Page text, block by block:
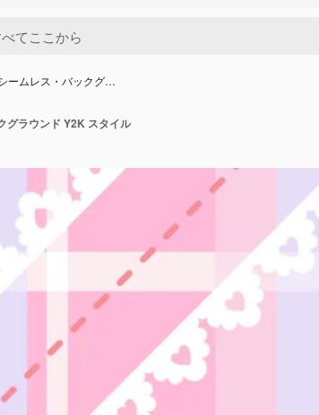
ームレス・バックグ…
グラウンド Y2K スタイル